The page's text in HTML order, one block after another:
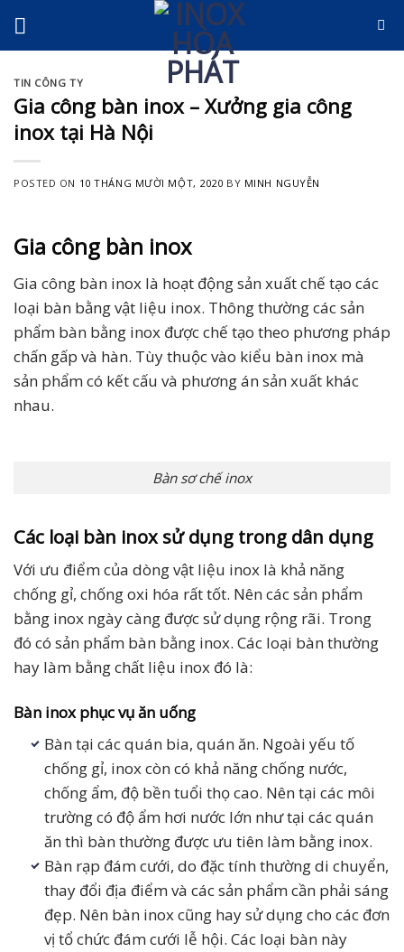
content
TIN CÔNG TY
Gia công bàn inox – Xưởng gia công
inox tại Hà Nội
POSTED ON 10 THÁNG MƯỜI MỘT, 2020 BY MINH NGUYỄN
Gia công bàn inox
Gia công bàn inox là hoạt động sản xuất chế tạo các
loại bàn bằng vật liệu inox. Thông thường các sản
phẩm bàn bằng inox được chế tạo theo phương pháp
chấn gấp và hàn. Tùy thuộc vào kiểu bàn inox mà
sản phẩm có kết cấu và phương án sản xuất khác
nhau.
Bàn sơ chế inox
Các loại bàn inox sử dụng trong dân dụng
Với ưu điểm của dòng vật liệu inox là khả năng
chống gỉ, chống oxi hóa rất tốt. Nên các sản phẩm
bằng inox ngày càng được sử dụng rộng rãi. Trong
đó có sản phẩm bàn bằng inox. Các loại bàn thường
hay làm bằng chất liệu inox đó là:
Bàn inox phục vụ ăn uống
Bàn tại các quán bia, quán ăn. Ngoài yếu tố
chống gỉ, inox còn có khả năng chống nước,
chống ẩm, độ bền tuổi thọ cao. Nên tại các môi
trường có độ ẩm hơi nước lớn như tại các quán
ăn thì bàn thường được ưu tiên làm bằng inox.
Bàn rạp đám cưới, do đặc tính thường di chuyển,
thay đổi địa điểm và các sản phẩm cần phải sáng
đẹp. Nên bàn inox cũng hay sử dụng cho các đơn
vị tổ chức đám cưới lễ hội. Các loại bàn này